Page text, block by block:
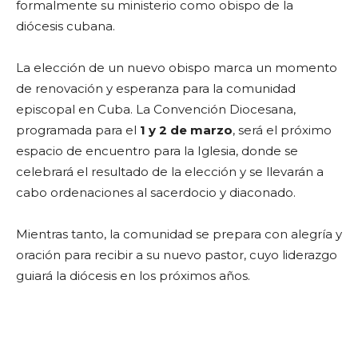
formalmente su ministerio como obispo de la
diócesis cubana.
La elección de un nuevo obispo marca un momento
de renovación y esperanza para la comunidad
episcopal en Cuba. La Convención Diocesana,
programada para el 1 y 2 de marzo, será el próximo
espacio de encuentro para la Iglesia, donde se
celebrará el resultado de la elección y se llevarán a
cabo ordenaciones al sacerdocio y diaconado.
Mientras tanto, la comunidad se prepara con alegría y
oración para recibir a su nuevo pastor, cuyo liderazgo
guiará la diócesis en los próximos años.